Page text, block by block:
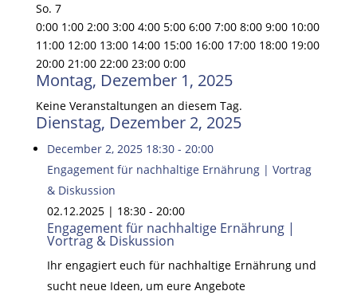
So. 7
0:00 1:00 2:00 3:00 4:00 5:00 6:00 7:00 8:00 9:00 10:00
11:00 12:00 13:00 14:00 15:00 16:00 17:00 18:00 19:00
20:00 21:00 22:00 23:00 0:00
Montag, Dezember 1, 2025
Keine Veranstaltungen an diesem Tag.
Dienstag, Dezember 2, 2025
December 2, 2025 18:30 - 20:00
Engagement für nachhaltige Ernährung | Vortrag
& Diskussion
02.12.2025 | 18:30- 20:00
Engagement für nachhaltige Ernährung |
Vortrag & Diskussion
Ihr engagiert euch für nachhaltige Ernährung und
sucht neue Ideen, um eure Angebote